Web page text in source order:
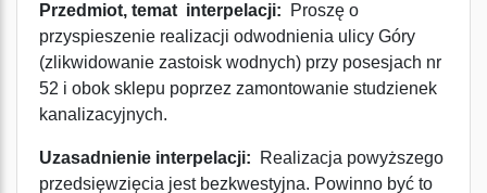
Przedmiot, temat interpelacji: Proszę o
przyspieszenie realizacji odwodnienia ulicy Góry
(zlikwidowanie zastoisk wodnych) przy posesjach nr
52 i obok sklepu poprzez zamontowanie studzienek
kanalizacyjnych.
Uzasadnienie interpelacji: Realizacja powyższego
przedsięwzięcia jest bezkwestyjna. Powinno być to